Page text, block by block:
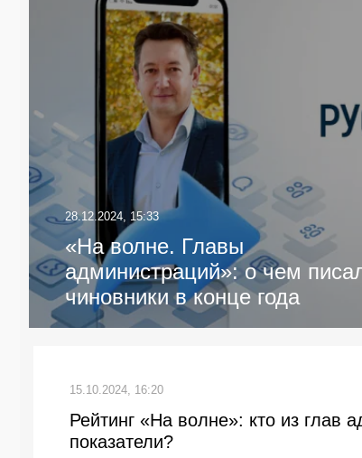
28.12.2024, 15:33
«На волне. Главы
администраций»: о чем
чиновники в конце года
15.10.2024, 16:20
Рейтинг «На волне»: кто из глав
показатели?